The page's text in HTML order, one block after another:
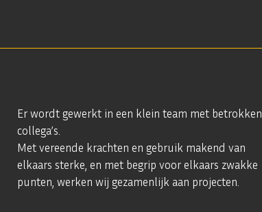
Er wordt gewerkt in een klein team met betrokken
collega’s.
Met vereende krachten en gebruik makend van
elkaars sterke, en met begrip voor elkaars zwakke
punten, werken wij gezamenlijk aan projecten.